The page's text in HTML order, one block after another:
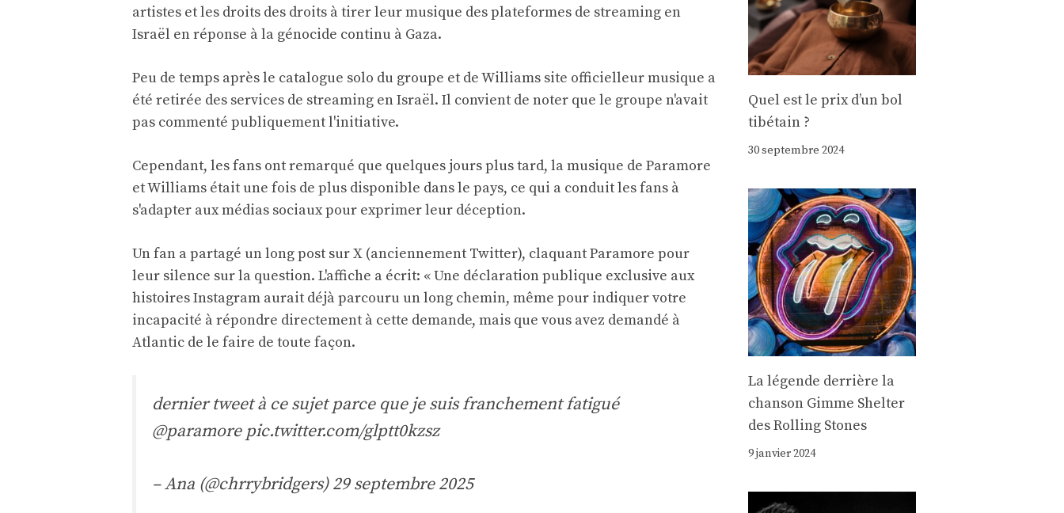
artistes et les droits des droits à tirer leur musique des plateformes de streaming en
Israël en réponse à la génocide continu à Gaza.
Peu de temps après le catalogue solo du groupe et de Williams site officielleur musique a
été retirée des services de streaming en Israël. Il convient de noter que le groupe n'avait
pas commenté publiquement l'initiative.
Cependant, les fans ont remarqué que quelques jours plus tard, la musique de Paramore
et Williams était une fois de plus disponible dans le pays, ce qui a conduit les fans à
s'adapter aux médias sociaux pour exprimer leur déception.
Un fan a partagé un long post sur X (anciennement Twitter), claquant Paramore pour
leur silence sur la question. L'affiche a écrit: « Une déclaration publique exclusive aux
histoires Instagram aurait déjà parcouru un long chemin, même pour indiquer votre
incapacité à répondre directement à cette demande, mais que vous avez demandé à
Atlantic de le faire de toute façon.
dernier tweet à ce sujet parce que je suis franchement fatigué
@paramore pic.twitter.com/glptt0kzsz
– Ana (@chrrybridgers)29 septembre 2025
Quel est le prix d’un bol
tibétain ?
30 septembre 2024
La légende derrière la
chanson Gimme Shelter
des Rolling Stones
9 janvier 2024